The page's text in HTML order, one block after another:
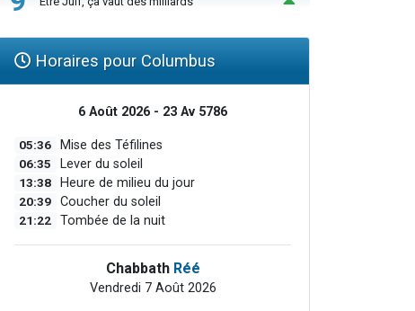
Horaires pour Columbus
6 Août 2026 - 23 Av 5786
05:36 Mise des Téfilines
06:35 Lever du soleil
13:38 Heure de milieu du jour
20:39 Coucher du soleil
21:22 Tombée de la nuit
Chabbath Réé
Vendredi 7 Août 2026